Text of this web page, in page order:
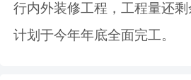
行内外装修工程，工程量还剩
计划于今年年底全面完工。